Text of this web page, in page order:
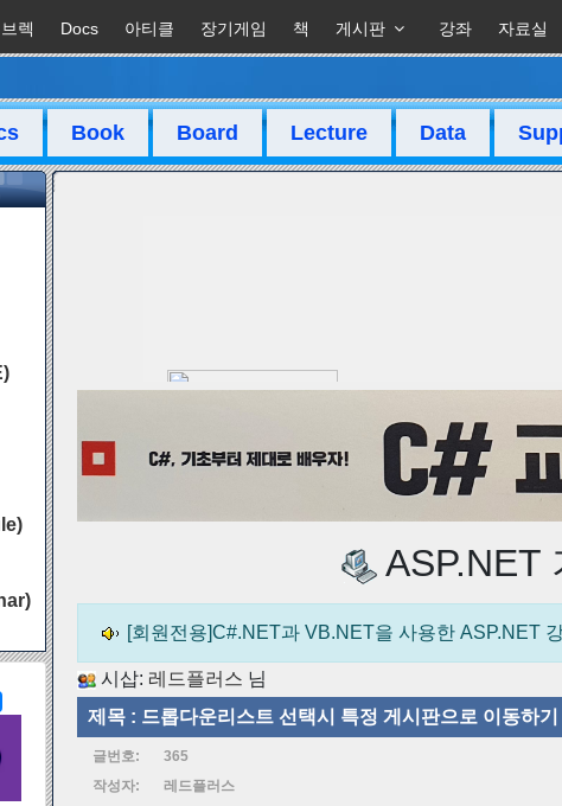
렉 Docs 아티클 장기게임 책 게시판 강좌 자료실
Book Board Lecture Data
ASP.NET
[회원전용]C#.NET과 VB.NET을 사용한 ASP.NET
시삽: 레드플러스 님
제목 : 드롭다운리스트 선택시 특정 게시판으로 이동하
글번호:
365
작성자:
레드플러스